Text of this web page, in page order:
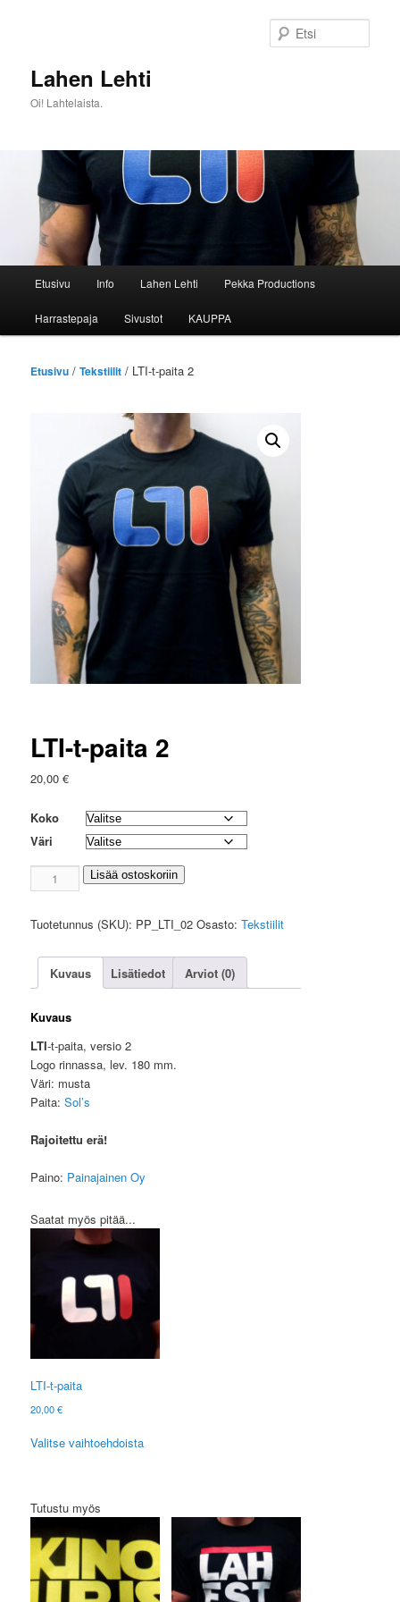
Lahen Lehti
Oi! Lahtelaista.
Etusivu Info Lahen Lehti Pekka Productions
Harrastepaja Sivustot KAUPPA
Etusivu /Tekstiilit / LTI-t-paita 2
LTI-t-paita 2
20,00€
Koko
Väri
t-
2
Lisää ostoskoriin
Tuotetunnus (SKU): PP_LTI_02 Osasto:Tekstiilit
Kuvaus Lisätiedot Arviot (0)
Kuvaus
LTI-t-paita, versio 2
Logo rinnassa, lev. 180 mm.
Väri: musta
Paita:Sol’s
Rajoitettu erä!
Paino: Painajainen Oy
Saatat myös pitää...
LTI-t-paita
20,00€
Valitse vaihtoehdoistatuotteella
tehdä
valinnat
tuotteen
Tutustu myös